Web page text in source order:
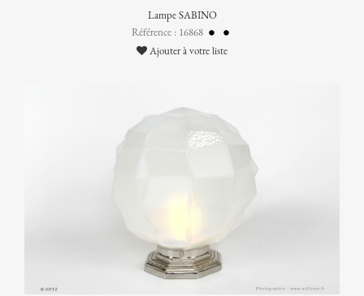
Lampe SABINO
Référence : 16868
Ajouter à votre liste